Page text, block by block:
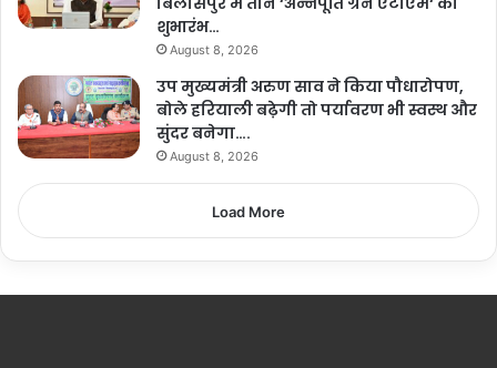
शुभारंभ…
August 8, 2026
उप मुख्यमंत्री अरुण साव ने किया पौधारोपण,
बोले हरियाली बढ़ेगी तो पर्यावरण भी स्वस्थ और
सुंदर बनेगा….
August 8, 2026
Load More